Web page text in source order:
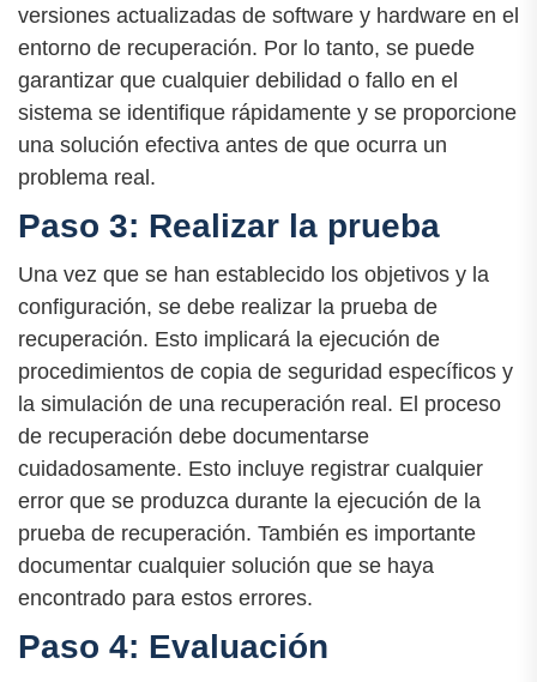
versiones actualizadas de software y hardware en el
entorno de recuperación. Por lo tanto, se puede
garantizar que cualquier debilidad o fallo en el
sistema se identifique rápidamente y se proporcione
una solución efectiva antes de que ocurra un
problema real.
Paso 3: Realizar la prueba
Una vez que se han establecido los objetivos y la
configuración, se debe realizar la prueba de
recuperación. Esto implicará la ejecución de
procedimientos de copia de seguridad específicos y
la simulación de una recuperación real. El proceso
de recuperación debe documentarse
cuidadosamente. Esto incluye registrar cualquier
error que se produzca durante la ejecución de la
prueba de recuperación. También es importante
documentar cualquier solución que se haya
encontrado para estos errores.
Paso 4: Evaluación